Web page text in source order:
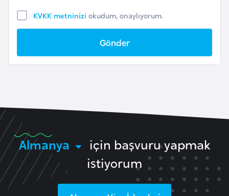
KVKK metninizi okudum, onaylıyorum.
Gönder
Almanya
için başvuru yapmak
istiyorum
F
a
s
Ç
e
C